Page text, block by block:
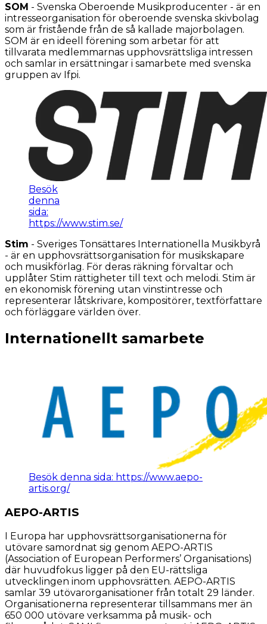
SOM - Svenska Oberoende Musikproducenter - är en
intresseorganisation för oberoende svenska skivbolag
som är fristående från de så kallade majorbolagen.
SOM är en ideell förening som arbetar för att
tillvarata medlemmarnas upphovsrättsliga intressen
och samlar in ersättningar i samarbete med svenska
gruppen av Ifpi.
Besök
denna
sida:
https://www.stim.se/
Stim - Sveriges Tonsättares Internationella Musikbyrå
- är en upphovsrättsorganisation för musikskapare
och musikförlag. För deras räkning förvaltar och
upplåter Stim rättigheter till text och melodi. Stim är
en ekonomisk förening utan vinstintresse och
representerar låtskrivare, kompositörer, textförfattare
och förläggare världen över.
Internationellt samarbete
Besök denna sida: https://www.aepo-
artis.org/
AEPO-ARTIS
I Europa har upphovsrättsorganisationerna för
utövare samordnat sig genom AEPO-ARTIS
(Association of European Performers’ Organisations)
där huvudfokus ligger på den EU-rättsliga
utvecklingen inom upphovsrätten. AEPO-ARTIS
samlar 39 utövarorganisationer från totalt 29 länder.
Organisationerna representerar tillsammans mer än
650 000 utövare verksamma på musik- och